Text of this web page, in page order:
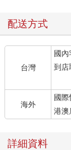
配送方式
台灣
國內
到店
海外
國際
港澳
詳細資料